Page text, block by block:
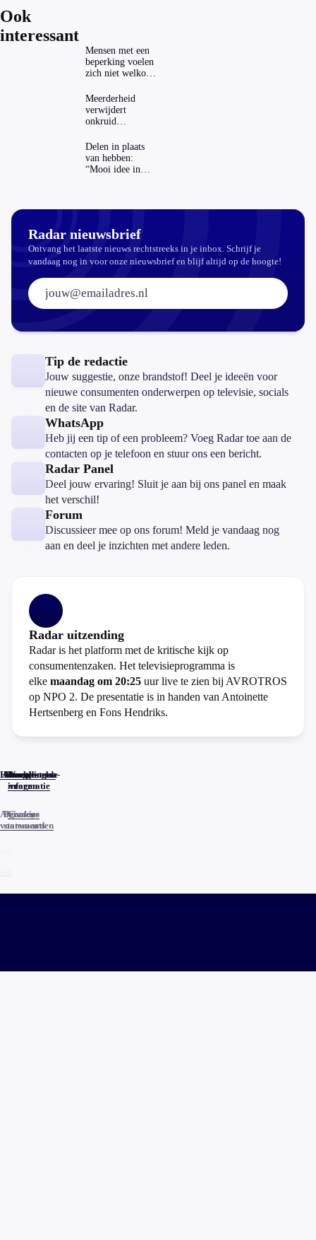
Ook
interessant
Mensen met een
beperking voelen
zich niet welkom
Meerderheid
verwijdert
onkruid
‘Kwestie van
bijhouden’
Delen in plaats
van hebben:
“Mooi idee in
Radar nieuwsbrief
Ontvang het laatste nieuws rechtstreeks in je inbox. Schrijf je
vandaag nog in voor onze nieuwsbrief en blijf altijd op de hoogte!
E-mailadres:
Tip de redactie
Jouw suggestie, onze brandstof! Deel je ideeën voor
nieuwe consumenten onderwerpen op televisie, socials
en de site van Radar.
WhatsApp
Heb jij een tip of een probleem? Voeg Radar toe aan de
contacten op je telefoon en stuur ons een bericht.
Radar Panel
Deel jouw ervaring! Sluit je aan bij ons panel en maak
het verschil!
Forum
Discussieer mee op ons forum! Meld je vandaag nog
aan en deel je inzichten met andere leden.
Radar uitzending
Radar is het platform met de kritische kijk op
consumentenzaken. Het televisieprogramma is
elke maandag om 20:25 uur live te zien bij AVROTROS
op NPO 2. De presentatie is in handen van Antoinette
Hertsenberg en Fons Hendriks.
Home
Actueel
Uitzendingen
Reacties
Programma-
informatie
Veelgestelde
vragen
Algemene
voorwaarden
Privacy
statements
Cookies